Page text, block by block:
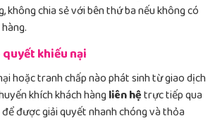
không chia sẻ với bên thứ ba nếu không có
quyết khiếu nại
hoặc tranh chấp nào phát sinh từ giao dịch
khích khách hàngliên hệtrực tiếp qua
để được giải quyết nhanh chóng và thỏa